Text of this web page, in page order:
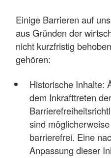
Einige Barrieren auf
aus Gründen der
nicht kurzfristig
gehören:
Historische Inhalte:
dem Inkrafttreten
sind
barrierefrei. Eine
Anpassung dieser